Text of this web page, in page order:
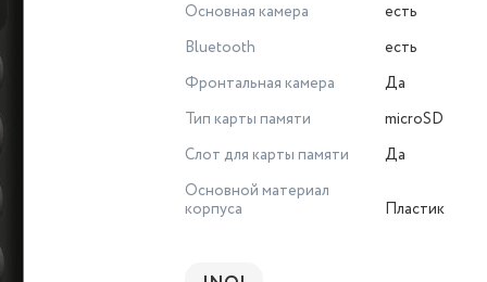
Основная камера
есть
Bluetooth
есть
Фронтальная камера
Да
Тип карты памяти
microSD
Слот для карты памяти
Да
Основной материал
корпуса
Пластик